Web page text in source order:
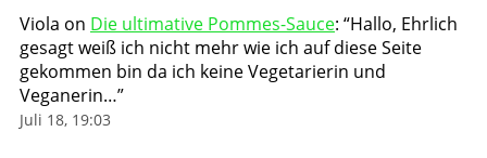
Viola on Die ultimative Pommes-Sauce: “Hallo, Ehrlich
gesagt weiß ich nicht mehr wie ich auf diese Seite
gekommen bin da ich keine Vegetarierin und
Veganerin…”
Juli 18, 19:03